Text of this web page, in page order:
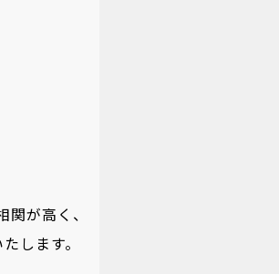
が高く、
します。